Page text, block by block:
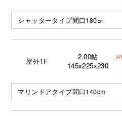
シャッタータイプ間口180㎝
屋外1F 2.00帖
145x225x230
マリンドアタイプ間口140cm